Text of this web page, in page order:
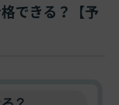
できる？【予